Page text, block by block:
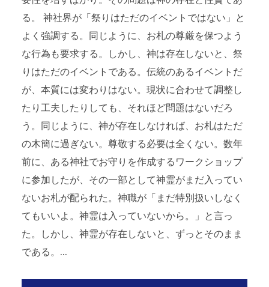
る。 神社界が「祭りはただのイベントではない」と
よく強調する。同じように、お札の尊厳を保つよう
な行為も要求する。しかし、神は存在しないと、祭
りはただのイベントである。伝統のあるイベントだ
が、本質には変わりはない。現状に合わせて調整し
たり工夫したりしても、それほど問題はないだろ
う。同じように、神が存在しなければ、お札はただ
の木簡に過ぎない。尊敬する必要は全くない。数年
前に、ある神社でお守りを作成するワークショップ
に参加したが、その一部として神霊がまだ入ってい
ないお札が配られた。神職が「まだ特別扱いしなく
てもいいよ。神霊は入っていないから。」と言っ
た。しかし、神霊が存在しないと、ずっとそのまま
である。...